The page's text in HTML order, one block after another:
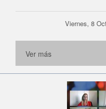
Viernes, 8
Ver más